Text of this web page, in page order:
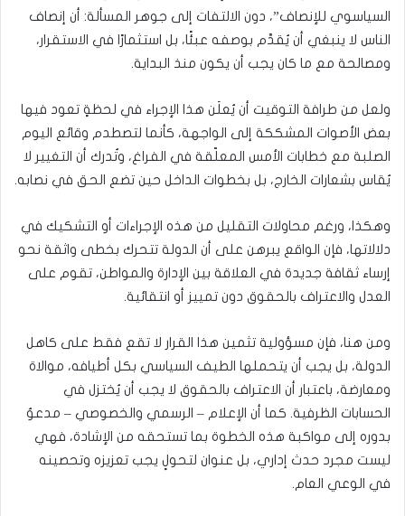
السياسوي للإنصاف”، دون الالتفات إلى جوهر المسألة: أن إنصاف
الناس لا ينبغي أن يُقدَّم بوصفه عبئًا، بل استثمارًا في الاستقرار،
ومصالحة مع ما كان يجب أن يكون منذ البداية.
ولعل من طرافة التوقيت أن يُعلَن هذا الإجراء في لحظةٍ تعود فيها
بعض الأصوات المشككة إلى الواجهة، كأنما لتصطدم وقائع اليوم
الصلبة مع خطابات الأمس المعلّقة في الفراغ، وتُدرك أن التغيير لا
يُقاس بشعارات الخارج، بل بخطوات الداخل حين تضع الحق في نصابه.
وهكذا، ورغم محاولات التقليل من هذه الإجراءات أو التشكيك في
دلالاتها، فإن الواقع يبرهن على أن الدولة تتحرك بخطى واثقة نحو
إرساء ثقافة جديدة في العلاقة بين الإدارة والمواطن، تقوم على
العدل والاعتراف بالحقوق دون تمييز أو انتقائية.
ومن هنا، فإن مسؤولية تثمين هذا القرار لا تقع فقط على كاهل
الدولة، بل يجب أن يتحملها الطيف السياسي بكل أطيافه، موالاة
ومعارضة، باعتبار أن الاعتراف بالحقوق لا يجب أن يُختزل في
الحسابات الظرفية. كما أن الإعلام – الرسمي والخصوصي – مدعوٌ
بدوره إلى مواكبة هذه الخطوة بما تستحقه من الإشادة، فهي
ليست مجرد حدث إداري، بل عنوان لتحولٍ يجب تعزيزه وتحصينه
في الوعي العام.